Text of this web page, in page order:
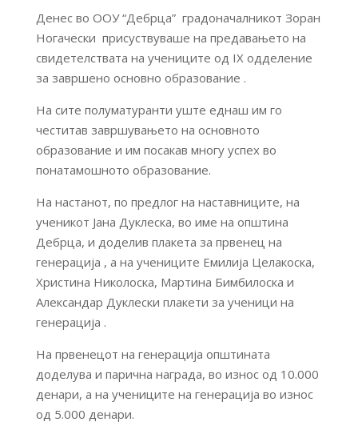
Денес во ООУ “Дебрца” градоначалникот Зоран
Ногачески присуствуваше на предавањето на
свидетелствата на учениците од IX одделение
за завршено основно образование .
На сите полуматуранти уште еднаш им го
честитав завршувањето на основното
образование и им посакав многу успех во
понатамошното образование.
На настанот, по предлог на наставниците, на
ученикот Јана Дуклеска, во име на општина
Дебрца, и доделив плакета за првенец на
генерација , а на учениците Емилија Целакоска,
Христина Николоска, Мартина Бимбилоска и
Александар Дуклески плакети за ученици на
генерација .
На првенецот на генерација општината
доделува и парична награда, во износ од 10.000
денари, а на учениците на генерација во износ
од 5.000 денари.